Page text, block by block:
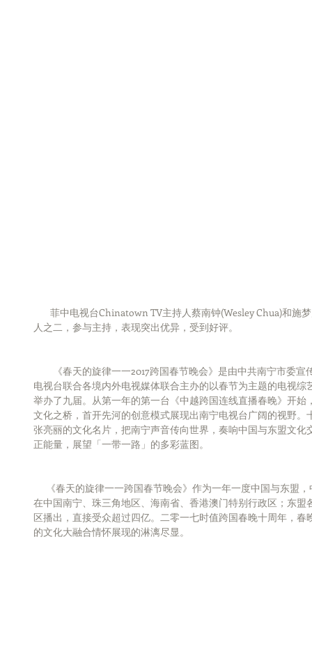
人之二，参与主持，表现突出优异，受到好评。
《春天的旋律一一2017跨国春节晚会》是由中共南宁市委宣
电视台联合各境内外电视媒体联合主办的以春节为主题的电视
举办了九届。从第一年的第一台《中越跨国连线直播春晚》开
文化之桥，首开先河的创意模式展现出南宁电视台广阔的视野
张亮丽的文化名片，把南宁声音传向世界，奏响中国与东盟文
正能量，展望「一带一路」的多彩蓝图。
在中国南宁、珠三角地区、海南省、香港澳门特别行政区；东
区播出，直接受众超过四亿。二零一七时值跨国春晚十周年，
的文化大融合情怀展现的淋漓尽显。